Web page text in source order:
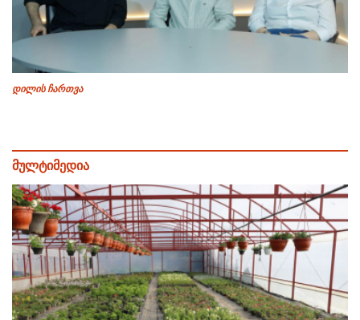
დილის ჩართვა
მულტიმედია